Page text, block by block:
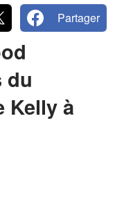
Partager
du
Kelly à